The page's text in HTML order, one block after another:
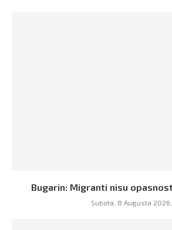
Bugarin: Migranti nisu
Subota, 8 Augusta 2026,